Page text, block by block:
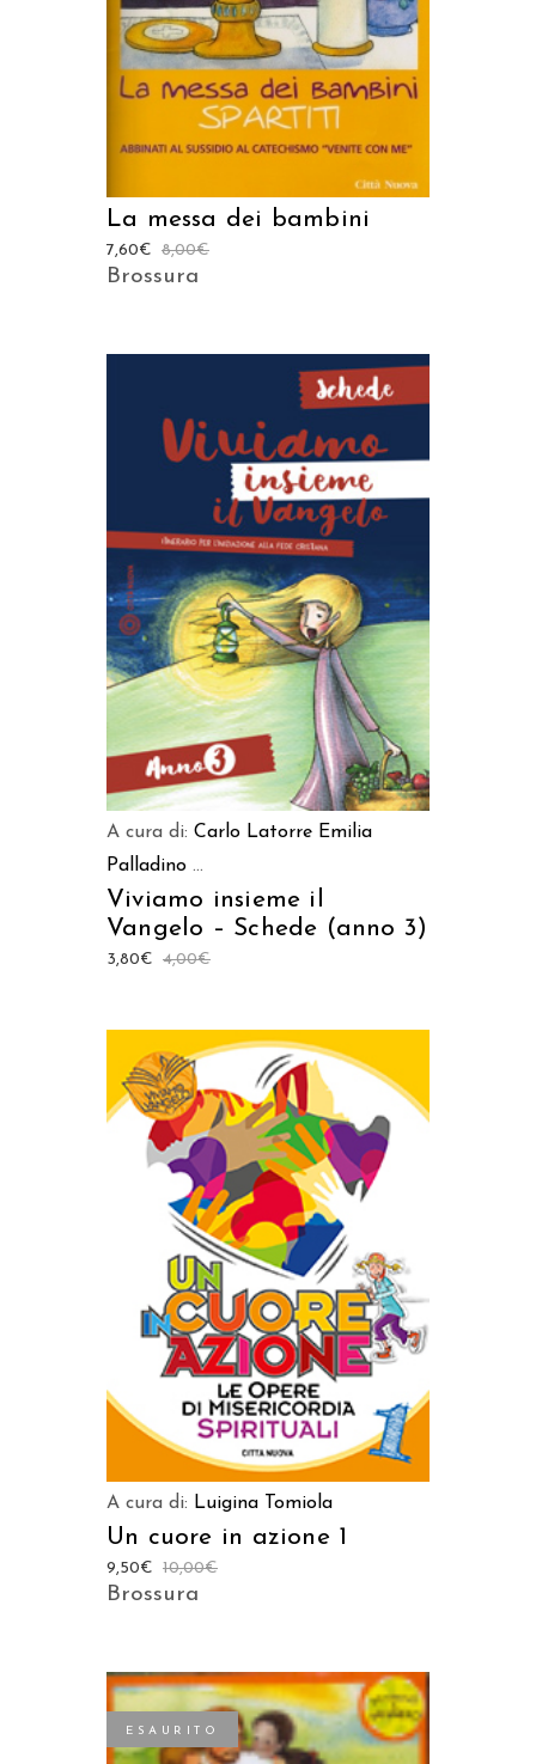
La messa dei bambini
8,00€
7,60€
Brossura
AGGIUNGI AL CARRELLO
A cura di: Carlo Latorre Emilia
Palladino ...
Viviamo insieme il
Vangelo – Schede (anno 3)
4,00€
3,80€
AGGIUNGI AL CARRELLO
A cura di: Luigina Tomiola
Un cuore in azione 1
10,00€
9,50€
Brossura
ESAURITO